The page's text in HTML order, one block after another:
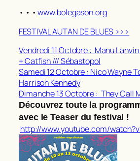
• • •www.bolegason.org
FESTIVAL AUTAN DE BLUES >>>
Vendredi 11 Octobre : Manu
+ Catfish /// Sébastopol
Samedi 12 Octobre : Nico Wayne
Harrison Kennedy
Dimanche 13 Octobre : They Call
Découvrez toute la
avec le Teaser du festival !
http://www.youtube.com/